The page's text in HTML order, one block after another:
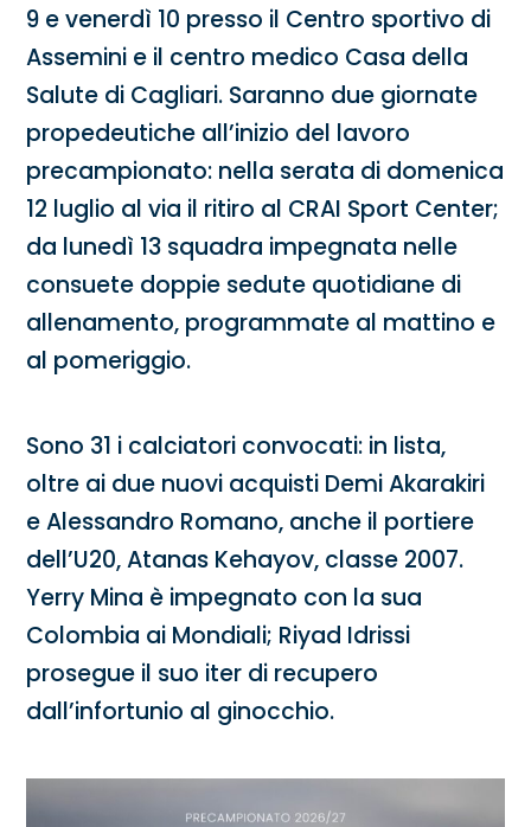
9 e venerdì 10 presso il Centro sportivo di
Assemini e il centro medico Casa della
Salute di Cagliari. Saranno due giornate
propedeutiche all’inizio del lavoro
precampionato: nella serata di domenica
12 luglio al via il ritiro al CRAI Sport Center;
da lunedì 13 squadra impegnata nelle
consuete doppie sedute quotidiane di
allenamento, programmate al mattino e
al pomeriggio.
Sono 31 i calciatori convocati: in lista,
oltre ai due nuovi acquisti Demi Akarakiri
e Alessandro Romano, anche il portiere
dell’U20, Atanas Kehayov, classe 2007.
Yerry Mina è impegnato con la sua
Colombia ai Mondiali; Riyad Idrissi
prosegue il suo iter di recupero
dall’infortunio al ginocchio.